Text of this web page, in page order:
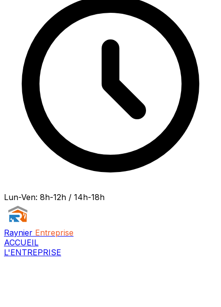
Lun-Ven: 8h-12h / 14h-18h
Raynier Entreprise
ACCUEIL
L'ENTREPRISE